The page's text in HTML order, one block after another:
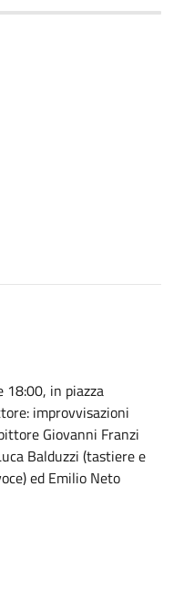
18:00, in piazza
improvvisazioni
Giovanni Franzi
Balduzzi (tastiere e
ed Emilio Neto